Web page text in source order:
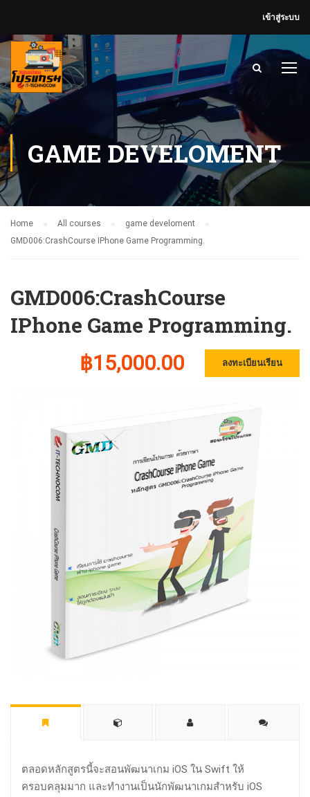
เข้าสู่ระบบ
GAME DEVELOMENT
Home All courses
game develoment
GMD006:CrashCourse IPhone Game Programming.
GMD006:CrashCourse
IPhone Game Programming.
฿15,000.00 ลงทะเบียนเรียน
ตลอดหลักสูตรนี้จะสอนพัฒนาเกม iOS ใน Swift ให้
ครอบคลุมมาก และทำงานเป็นนักพัฒนาเกมสำหรับ iOS